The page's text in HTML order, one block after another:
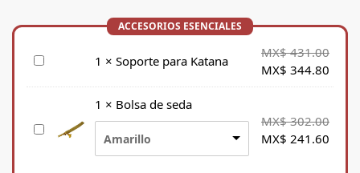
S
r
1 × Soporte para Katana
MX$431.00
MX$ 344.80
B
1 × Bolsa de seda
Amarillo
MX$302.00
MX$ 241.60